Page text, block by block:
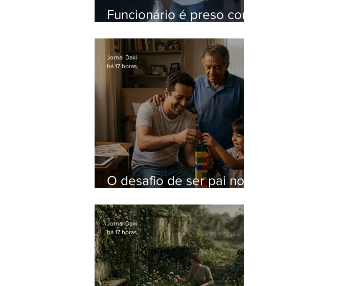
Funcionário é preso com
do Hospital do Andaraí
O desafio de ser pai no
Jornal Daki
há 17 horas
Jornal Daki
há 17 horas